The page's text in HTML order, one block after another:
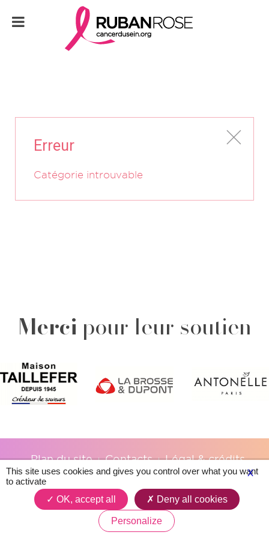
Erreur
Catégorie introuvable
Merci pour leur soutien
Plan du site Contacts Légal & crédits
X
This site uses cookies and gives you control over what you want
to activate
OK, accept all
Deny all cookies
Personalize